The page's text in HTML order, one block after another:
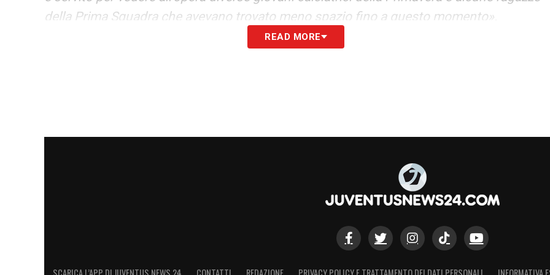
della Prima Squadra che avevano trovato meno spazio fino a questo momento».
AMICHEVOLE INFRASETTIMANALE –«Giocare gare amichevoli è importante per noi
soddisfatto anche della performance di quelle giocatrici della rosa della Prima Squadra
che hanno trovato un po’ meno spazio in gare ufficiali in questo inizio di stagione. Questi
test match sono propedeutici anche in questo senso perché ci permettono di averle
pronte nel momento in cui vengono chiamate in causa. Chiaramente quando ci
accorgiamo che la squadra gira bene con determinate giocatrici in campo, lo spazio per
READ MORE